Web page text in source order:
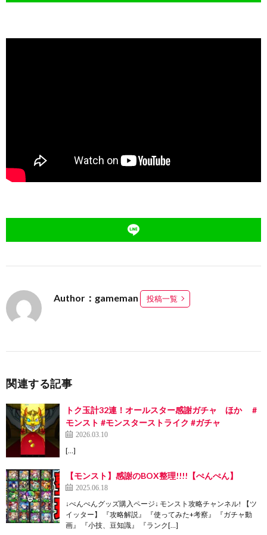
Author：gameman 投稿一覧
関連する記事
トク玉計32連！オールスター感謝ガチャ ほか #
モンスト #モンスターストライク #ガチャ
2026.03.10
[…]
【モンスト】感謝のBOX整理!!!!【ぺんぺん】
2025.06.18
↓ぺんぺんグッズ購入ページ↓ モンスト攻略チャンネル! 【ツ
イッター】 『攻略解説』 『使ってみた+考察』 『ガチャ動
画』 『小技、豆知識』 『ランク[…]